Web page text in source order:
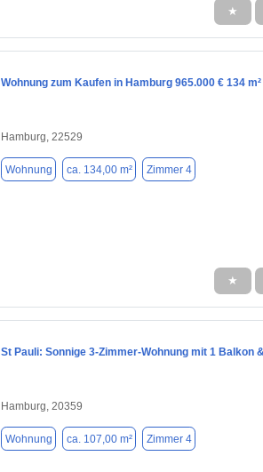
★
Wohnung zum Kaufen in Hamburg 965.000 € 134 m²
Hamburg, 22529
Wohnung ca. 134,00 m² Zimmer 4
★
St Pauli: Sonnige 3-Zimmer-Wohnung mit 1 Balkon
Hamburg, 20359
Wohnung ca. 107,00 m² Zimmer 4